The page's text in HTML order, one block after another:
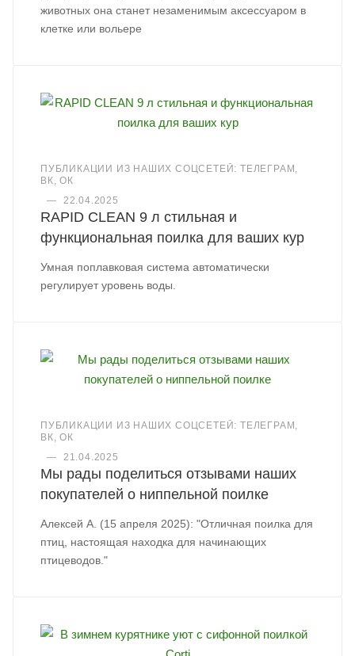
животных она станет незаменимым аксессуаром в
клетке или вольере
ПУБЛИКАЦИИ ИЗ НАШИХ СОЦСЕТЕЙ: ТЕЛЕГРАМ,
ВК, ОК
—
22.04.2025
RAPID CLEAN 9 л стильная и
функциональная поилка для ваших кур
Умная поплавковая система автоматически
регулирует уровень воды.
ПУБЛИКАЦИИ ИЗ НАШИХ СОЦСЕТЕЙ: ТЕЛЕГРАМ,
ВК, ОК
—
21.04.2025
Мы рады поделиться отзывами наших
покупателей о ниппельной поилке
Алексей А. (15 апреля 2025): "Отличная поилка для
птиц, настоящая находка для начинающих
птицеводов."